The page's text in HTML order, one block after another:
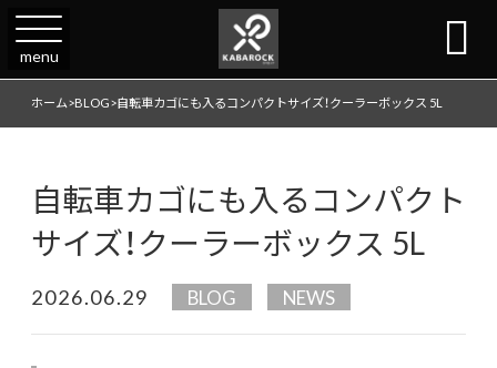
menu 
ホーム>BLOG>自転車カゴにも入るコンパクトサイズ！クーラーボックス 5L
自転車カゴにも入るコンパクト
サイズ！クーラーボックス 5L
2026.06.29 BLOG NEWS